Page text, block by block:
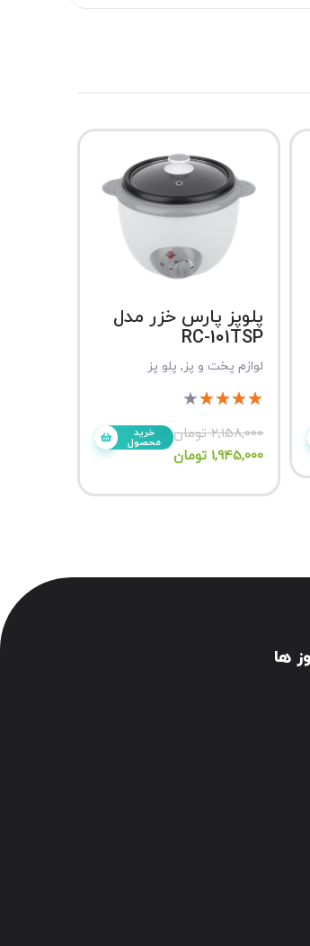
پلوپز پارس خزر مدل
RC-101TSP
لوازم پخت و پز , پلو پز
★
★
★
★
★
2,158,000 تومان
1,945,000 تومان
خرید
محصول
ها